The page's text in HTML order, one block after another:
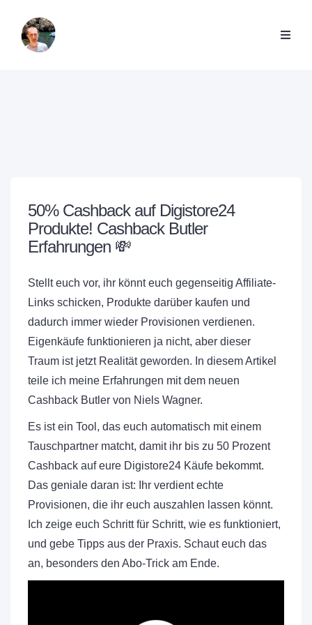
50% Cashback auf Digistore24
Produkte! Cashback Butler
Erfahrungen 💸
Stellt euch vor, ihr könnt euch gegenseitig Affiliate-
Links schicken, Produkte darüber kaufen und
dadurch immer wieder Provisionen verdienen.
Eigenkäufe funktionieren ja nicht, aber dieser
Traum ist jetzt Realität geworden. In diesem Artikel
teile ich meine Erfahrungen mit dem neuen
Cashback Butler von Niels Wagner.
Es ist ein Tool, das euch automatisch mit einem
Tauschpartner matcht, damit ihr bis zu 50 Prozent
Cashback auf eure Digistore24 Käufe bekommt.
Das geniale daran ist: Ihr verdient echte
Provisionen, die ihr euch auszahlen lassen könnt.
Ich zeige euch Schritt für Schritt, wie es funktioniert,
und gebe Tipps aus der Praxis. Schaut euch das
an, besonders den Abo-Trick am Ende.